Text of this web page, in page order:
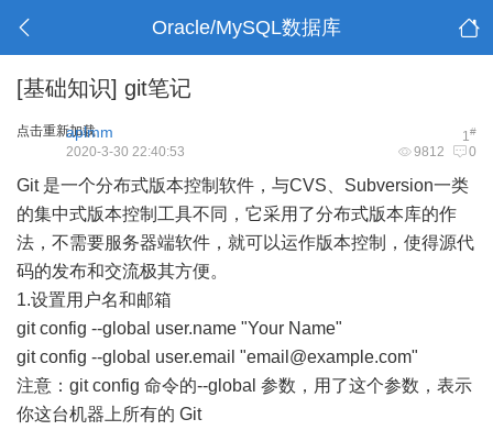
Oracle/MySQL数据库
[基础知识] git笔记
点击重新加载 1#
aplmm
9812 0
2020-3-30 22:40:53
Git 是一个分布式版本控制软件，与CVS、Subversion一类
的集中式版本控制工具不同，它采用了分布式版本库的作
法，不需要服务器端软件，就可以运作版本控制，使得源代
码的发布和交流极其方便。
1.设置用户名和邮箱
git config --global user.name "Your Name"
git config --global user.email "email@example.com"
注意：git config 命令的--global 参数，用了这个参数，表示
你这台机器上所有的 Git